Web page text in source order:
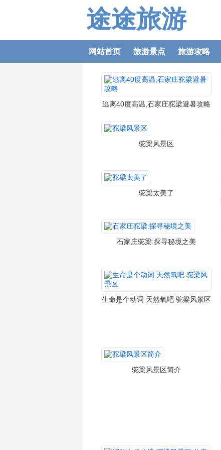
途途旅游
网站首页 旅游景点 旅游攻略
逃离40度高温,石家庄驼梁避暑攻略
驼梁风景区
驼梁太美了
石家庄驼梁:探寻秘境之美
生命是个动词 天然氧吧 驼梁风景区
驼梁风景区简介